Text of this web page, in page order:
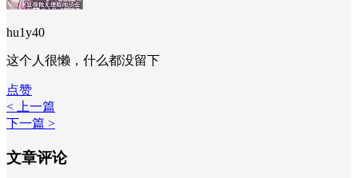
hu1y40
这个人很懒，什么都没留下
点赞
< 上一篇
下一篇 >
文章评论